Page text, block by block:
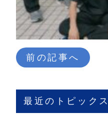
前の記事へ
最近のトピック